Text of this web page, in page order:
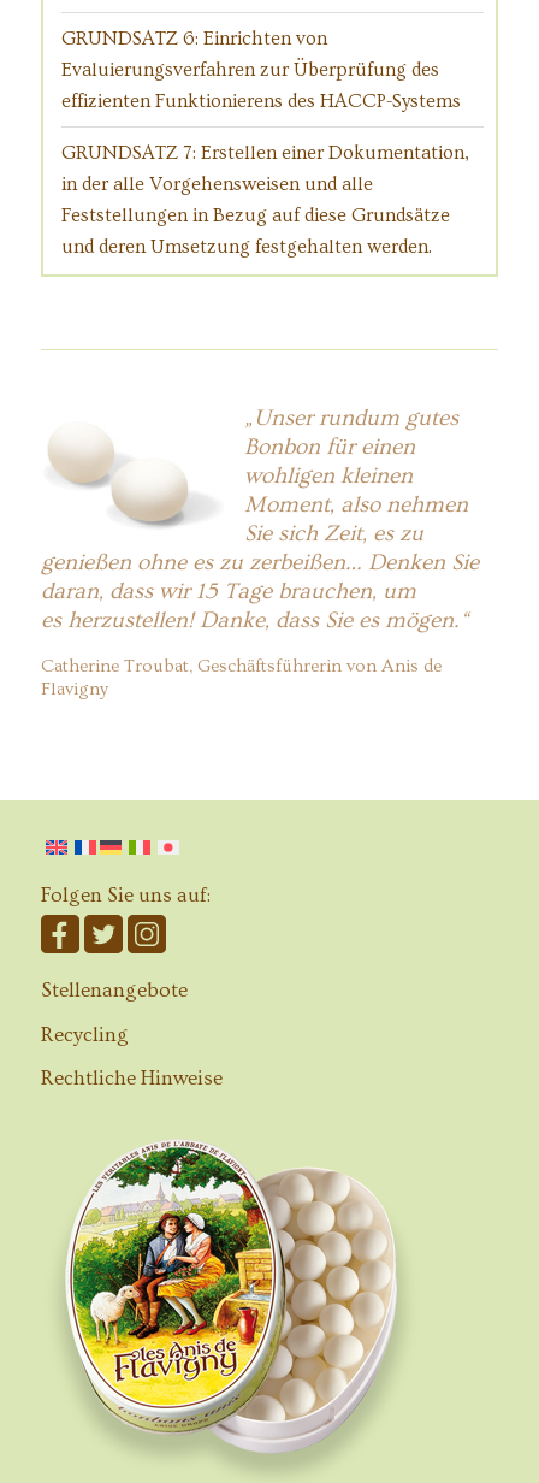
GRUNDSATZ 6: Einrichten von
Evaluierungsverfahren zur Überprüfung des
effizienten Funktionierens des HACCP-Systems
GRUNDSATZ 7: Erstellen einer Dokumentation,
in der alle Vorgehensweisen und alle
Feststellungen in Bezug auf diese Grundsätze
und deren Umsetzung festgehalten werden.
„Unser rundum gutes
Bonbon für einen
wohligen kleinen
Moment, also nehmen
Sie sich Zeit, es zu
genießen ohne es zu zerbeißen… Denken Sie
daran, dass wir 15 Tage brauchen, um
es herzustellen! Danke, dass Sie es mögen.“
Catherine Troubat, Geschäftsführerin von Anis de
Flavigny
Folgen Sie uns auf:
Stellenangebote
Recycling
Rechtliche Hinweise